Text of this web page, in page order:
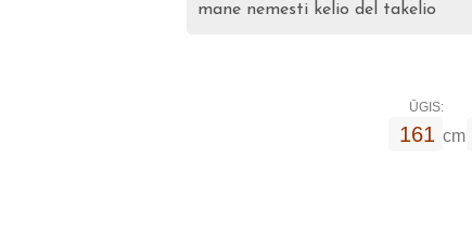
mane nemesti kelio del takelio
ŪGIS:
161 cm